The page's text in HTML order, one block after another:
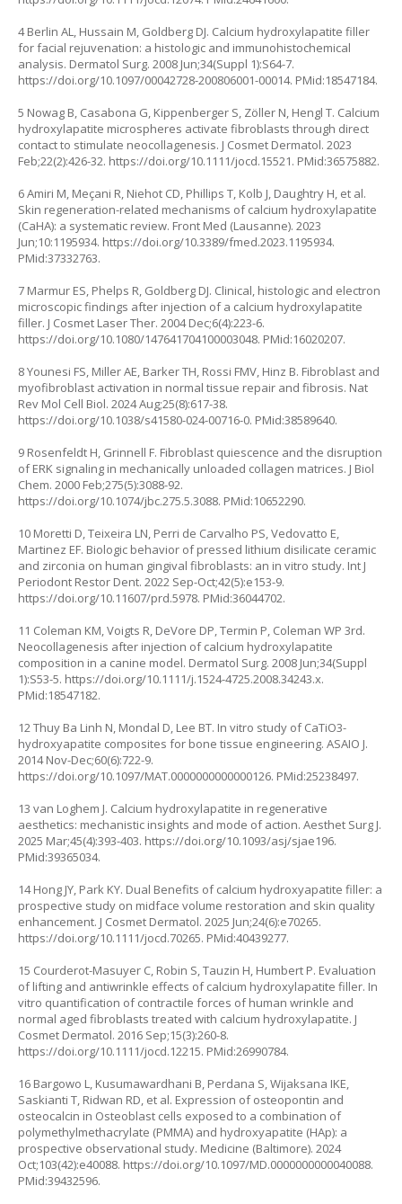
4 Berlin AL, Hussain M, Goldberg DJ. Calcium hydroxylapatite filler
for facial rejuvenation: a histologic and immunohistochemical
analysis. Dermatol Surg. 2008 Jun;34(Suppl 1):S64-7.
https://doi.org/10.1097/00042728-200806001-00014. PMid:18547184.
5 Nowag B, Casabona G, Kippenberger S, Zöller N, Hengl T. Calcium
hydroxylapatite microspheres activate fibroblasts through direct
contact to stimulate neocollagenesis. J Cosmet Dermatol. 2023
Feb;22(2):426-32. https://doi.org/10.1111/jocd.15521. PMid:36575882.
6 Amiri M, Meçani R, Niehot CD, Phillips T, Kolb J, Daughtry H, et al.
Skin regeneration-related mechanisms of calcium hydroxylapatite
(CaHA): a systematic review. Front Med (Lausanne). 2023
Jun;10:1195934. https://doi.org/10.3389/fmed.2023.1195934.
PMid:37332763.
7 Marmur ES, Phelps R, Goldberg DJ. Clinical, histologic and electron
microscopic findings after injection of a calcium hydroxylapatite
filler. J Cosmet Laser Ther. 2004 Dec;6(4):223-6.
https://doi.org/10.1080/147641704100003048. PMid:16020207.
8 Younesi FS, Miller AE, Barker TH, Rossi FMV, Hinz B. Fibroblast and
myofibroblast activation in normal tissue repair and fibrosis. Nat
Rev Mol Cell Biol. 2024 Aug;25(8):617-38.
https://doi.org/10.1038/s41580-024-00716-0. PMid:38589640.
9 Rosenfeldt H, Grinnell F. Fibroblast quiescence and the disruption
of ERK signaling in mechanically unloaded collagen matrices. J Biol
Chem. 2000 Feb;275(5):3088-92.
https://doi.org/10.1074/jbc.275.5.3088. PMid:10652290.
10 Moretti D, Teixeira LN, Perri de Carvalho PS, Vedovatto E,
Martinez EF. Biologic behavior of pressed lithium disilicate ceramic
and zirconia on human gingival fibroblasts: an in vitro study. Int J
Periodont Restor Dent. 2022 Sep-Oct;42(5):e153-9.
https://doi.org/10.11607/prd.5978. PMid:36044702.
11 Coleman KM, Voigts R, DeVore DP, Termin P, Coleman WP 3rd.
Neocollagenesis after injection of calcium hydroxylapatite
composition in a canine model. Dermatol Surg. 2008 Jun;34(Suppl
1):S53-5. https://doi.org/10.1111/j.1524-4725.2008.34243.x.
PMid:18547182.
12 Thuy Ba Linh N, Mondal D, Lee BT. In vitro study of CaTiO3-
hydroxyapatite composites for bone tissue engineering. ASAIO J.
2014 Nov-Dec;60(6):722-9.
https://doi.org/10.1097/MAT.0000000000000126. PMid:25238497.
13 van Loghem J. Calcium hydroxylapatite in regenerative
aesthetics: mechanistic insights and mode of action. Aesthet Surg J.
2025 Mar;45(4):393-403. https://doi.org/10.1093/asj/sjae196.
PMid:39365034.
14 Hong JY, Park KY. Dual Benefits of calcium hydroxyapatite filler: a
prospective study on midface volume restoration and skin quality
enhancement. J Cosmet Dermatol. 2025 Jun;24(6):e70265.
https://doi.org/10.1111/jocd.70265. PMid:40439277.
15 Courderot-Masuyer C, Robin S, Tauzin H, Humbert P. Evaluation
of lifting and antiwrinkle effects of calcium hydroxylapatite filler. In
vitro quantification of contractile forces of human wrinkle and
normal aged fibroblasts treated with calcium hydroxylapatite. J
Cosmet Dermatol. 2016 Sep;15(3):260-8.
https://doi.org/10.1111/jocd.12215. PMid:26990784.
16 Bargowo L, Kusumawardhani B, Perdana S, Wijaksana IKE,
Saskianti T, Ridwan RD, et al. Expression of osteopontin and
osteocalcin in Osteoblast cells exposed to a combination of
polymethylmethacrylate (PMMA) and hydroxyapatite (HAp): a
prospective observational study. Medicine (Baltimore). 2024
Oct;103(42):e40088. https://doi.org/10.1097/MD.0000000000040088.
PMid:39432596.